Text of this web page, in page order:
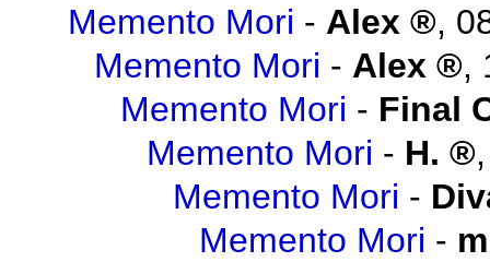
Memento Mori - Alex ,
Memento Mori - Alex ,
Memento Mori - Final
Memento Mori - H.
Memento Mori -
Memento Mori -